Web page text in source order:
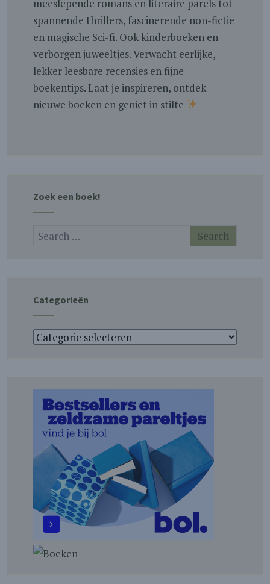
meeslepende romans en literaire parels tot
spannende thrillers, fascinerende non-fictie
en magische Sci-fi. Ook kinderboeken en
verborgen juweeltjes. Verwacht eerlijke,
lekker leesbare recensies en fijne
boekentips. Laat je inspireren, ontdek
nieuwe boeken en geniet in stilte
Zoek een boek!
Categorieën
Categorieën